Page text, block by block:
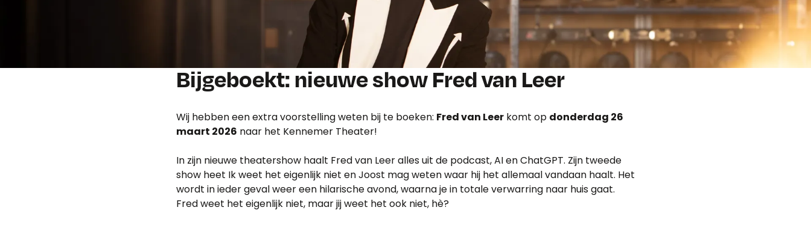
Bijgeboekt: nieuwe show Fred van Leer
Wij hebben een extra voorstelling weten bij te boeken: Fred van Leer komt op donderdag 26
maart 2026 naar het Kennemer Theater!
In zijn nieuwe theatershow haalt Fred van Leer alles uit de podcast, AI en ChatGPT. Zijn tweede
show heet Ik weet het eigenlijk niet en Joost mag weten waar hij het allemaal vandaan haalt. Het
wordt in ieder geval weer een hilarische avond, waarna je in totale verwarring naar huis gaat.
Fred weet het eigenlijk niet, maar jij weet het ook niet, hè?